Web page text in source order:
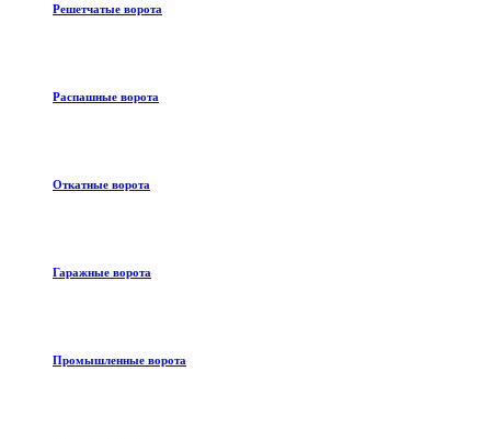
Решетчатые ворота
Распашные ворота
Откатные ворота
Гаражные ворота
Промышленные ворота